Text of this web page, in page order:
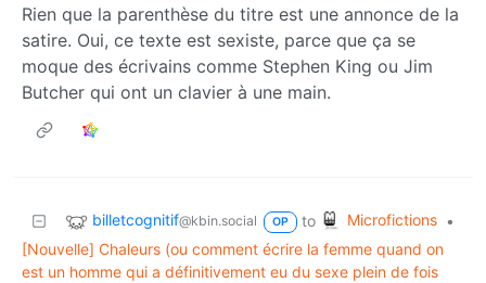
Rien que la parenthèse du titre est une annonce de la
satire. Oui, ce texte est sexiste, parce que ça se
moque des écrivains comme Stephen King ou Jim
Butcher qui ont un clavier à une main.
billetcognitif@kbin.social OP to Microfictions
•
[Nouvelle] Chaleurs (ou comment écrire la femme quand on
est un homme qui a définitivement eu du sexe plein de fois